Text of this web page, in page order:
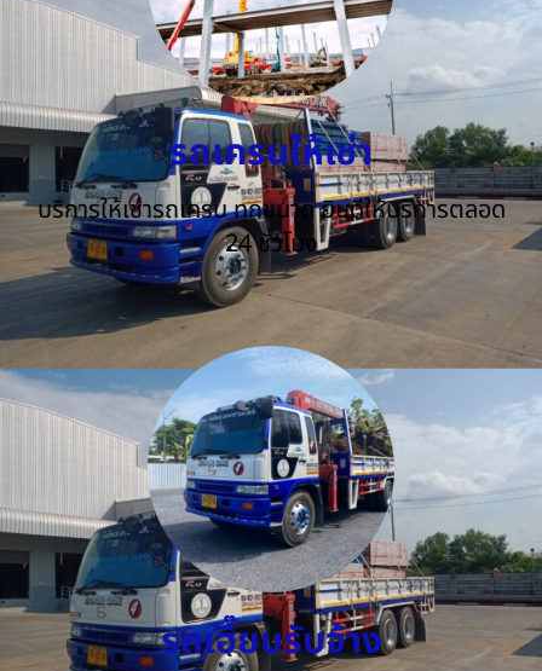
รถเครนให้เช่า
บริการให้เช่ารถเครน ทุกขนาด ยินดีให้บริการตลอด
24 ชั่วโมง
รถเฮี๊ยบรับจ้าง